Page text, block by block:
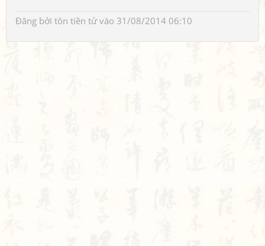
Đăng bởi tôn tiền tửvào 31/08/2014 06:10